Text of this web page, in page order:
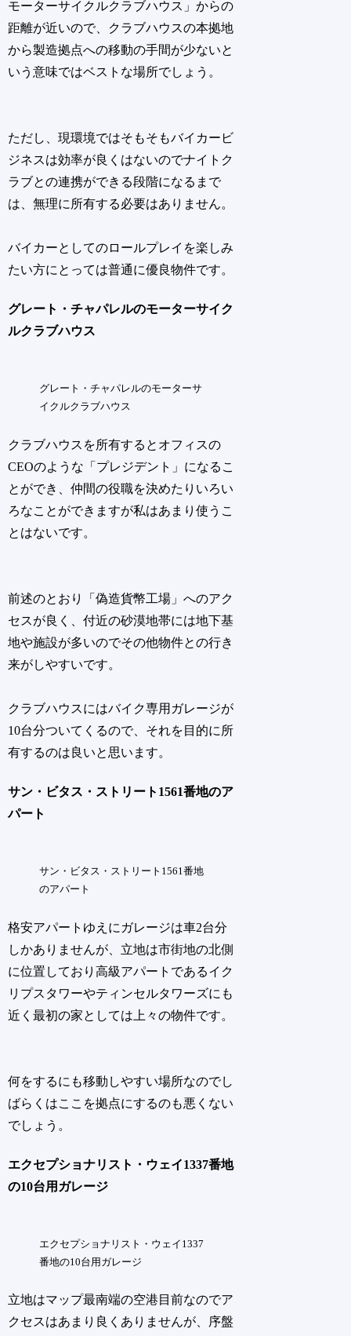
モーターサイクルクラブハウス」からの
距離が近いので、クラブハウスの本拠地
から製造拠点への移動の手間が少ないと
いう意味ではベストな場所でしょう。
ただし、現環境ではそもそもバイカービ
ジネスは効率が良くはないのでナイトク
ラブとの連携ができる段階になるまで
は、無理に所有する必要はありません。
バイカーとしてのロールプレイを楽しみ
たい方にとっては普通に優良物件です。
グレート・チャパレルのモーターサイク
ルクラブハウス
グレート・チャパレルのモーターサ
イクルクラブハウス
クラブハウスを所有するとオフィスの
CEOのような「プレジデント」になるこ
とができ、仲間の役職を決めたりいろい
ろなことができますが私はあまり使うこ
とはないです。
前述のとおり「偽造貨幣工場」へのアク
セスが良く、付近の砂漠地帯には地下基
地や施設が多いのでその他物件との行き
来がしやすいです。
クラブハウスにはバイク専用ガレージが
10台分ついてくるので、それを目的に所
有するのは良いと思います。
サン・ビタス・ストリート1561番地のア
パート
サン・ビタス・ストリート1561番地
のアパート
格安アパートゆえにガレージは車2台分
しかありませんが、立地は市街地の北側
に位置しており高級アパートであるイク
リプスタワーやティンセルタワーズにも
近く最初の家としては上々の物件です。
何をするにも移動しやすい場所なのでし
ばらくはここを拠点にするのも悪くない
でしょう。
エクセプショナリスト・ウェイ1337番地
の10台用ガレージ
エクセプショナリスト・ウェイ1337
番地の10台用ガレージ
立地はマップ最南端の空港目前なのでア
クセスはあまり良くありませんが、序盤